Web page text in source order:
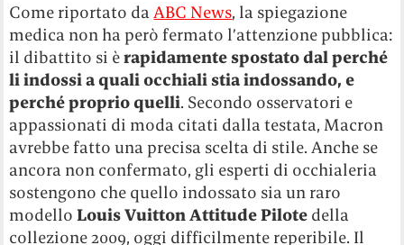
Come riportato daABC News, la spiegazione
medica non ha però fermato l’attenzione pubblica:
il dibattito si èrapidamente spostato dal perché
li indossi a quali occhiali stia indossando, e
perché proprio quelli. Secondo osservatori e
appassionati di moda citati dalla testata, Macron
avrebbe fatto una precisa scelta di stile. Anche se
ancora non confermato, gli esperti di occhialeria
sostengono che quello indossato sia un raro
modelloLouis Vuitton Attitude Pilote della
collezione 2009, oggi difficilmente reperibile. Il